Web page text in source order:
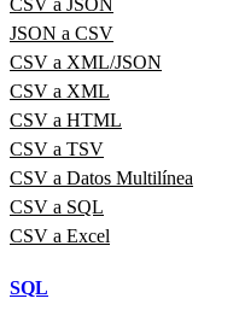
CSV a JSON
JSON a CSV
CSV a XML/JSON
CSV a XML
CSV a HTML
CSV a TSV
CSV a Datos Multilínea
CSV a SQL
CSV a Excel
SQL